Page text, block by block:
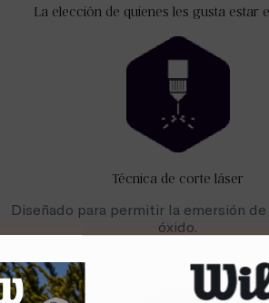
La elección de quienes les gusta estar
Técnica de corte láser
Diseñado para permitir la emersión
óxido.